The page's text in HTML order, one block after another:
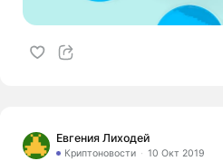
Евгения Лиходей
Криптоновости 10 Окт 2019